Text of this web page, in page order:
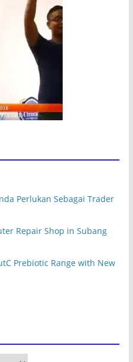
Perlukan Sebagai Trader
Repair Shop in Subang
Prebiotic Range with New